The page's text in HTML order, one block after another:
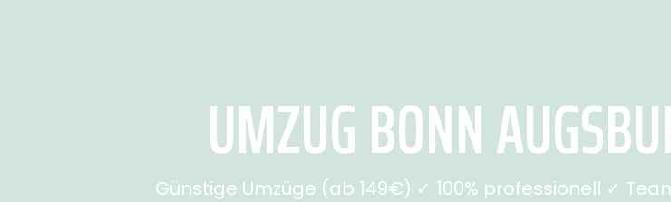
UMZUG BONN
Günstige Umzüge (ab 149€) ✓ 100% professionell ✓